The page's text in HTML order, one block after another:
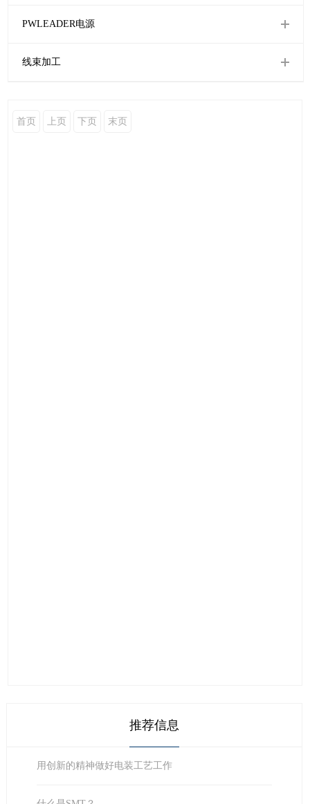
PWLEADER电源
线束加工
首页 上页 下页 末页
推荐信息
用创新的精神做好电装工艺工作